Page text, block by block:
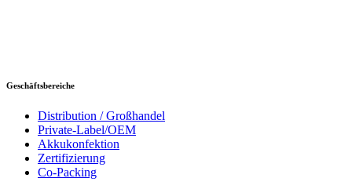
Geschäftsbereiche
Distribution / Großhandel
Private-Label/OEM
Akkukonfektion
Zertifizierung
Co-Packing